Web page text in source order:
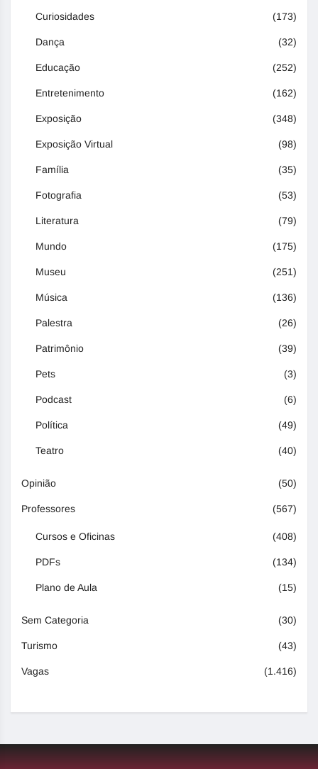
Curiosidades (173)
Dança (32)
Educação (252)
Entretenimento (162)
Exposição (348)
Exposição Virtual (98)
Família (35)
Fotografia (53)
Literatura (79)
Mundo (175)
Museu (251)
Música (136)
Palestra (26)
Patrimônio (39)
Pets (3)
Podcast (6)
Política (49)
Teatro (40)
Opinião (50)
Professores (567)
Cursos e Oficinas (408)
PDFs (134)
Plano de Aula (15)
Sem Categoria (30)
Turismo (43)
Vagas (1.416)